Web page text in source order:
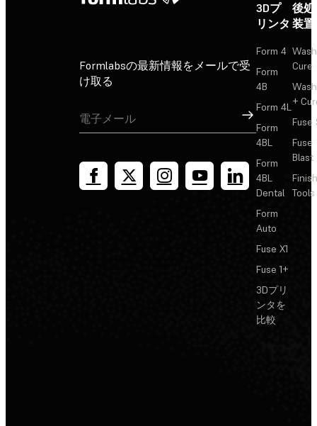
Formlabsの最新情報をメールで受
け取る
サインアップ
3Dプ
リンタ
Form 4
Form
4B
Form 4L
Form
4BL
Form
4BL
Dental
Form
Auto
Fuse X1
Fuse 1+
3Dプリ
ンタを
比較
後
装置
Cure
+
Fuse
Fuse
Blast
Tools